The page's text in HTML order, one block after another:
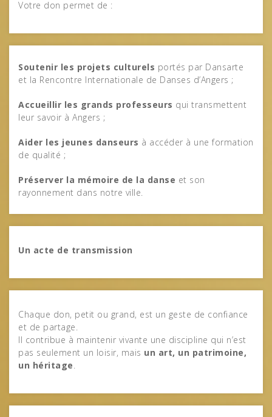
Votre don permet de :
Soutenir les projets culturels portés par Dansarte
et la Rencontre Internationale de Danses d’Angers ;
Accueillir les grands professeurs qui transmettent
leur savoir à Angers ;
Aider les jeunes danseurs à accéder à une formation
de qualité ;
Préserver la mémoire de la danse et son
rayonnement dans notre ville.
Un acte de transmission
Chaque don, petit ou grand, est un geste de confiance
et de partage.
Il contribue à maintenir vivante une discipline qui n’est
pas seulement un loisir, mais un art, un patrimoine,
un héritage